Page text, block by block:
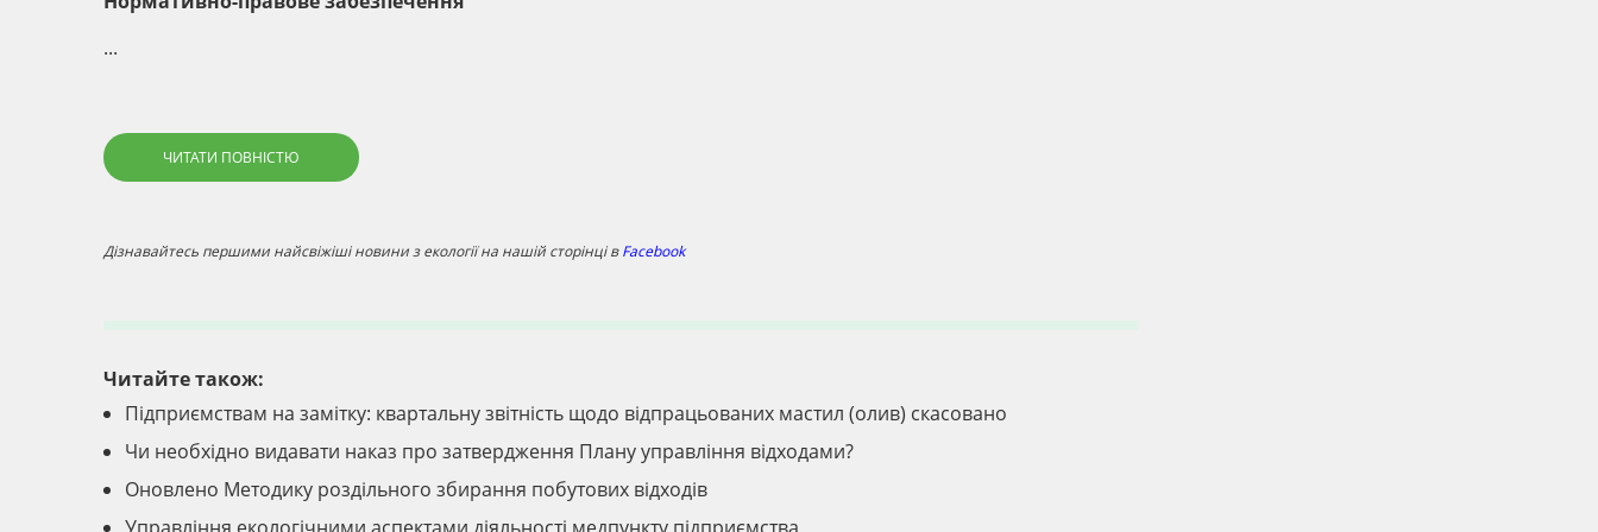
...
ЧИТАТИ ПОВНІСТЮ
Дізнавайтесь першими найсвіжіші новини з екології на нашій сторінці вFacebook
Читайте також:
Підприємствам на замітку: квартальну звітність щодо відпрацьованих мастил (олив) скасовано
Чи необхідно видавати наказ про затвердження Плану управління відходами?
Оновлено Методику роздільного збирання побутових відходів